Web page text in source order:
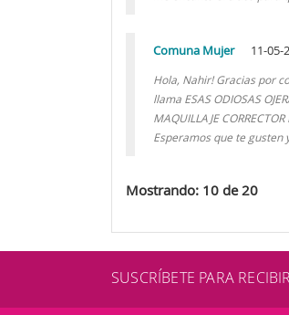
Comuna Mujer 11-05-
Hola, Nahir! Gracias por
llama ESAS ODIOSAS
MAQUILLAJE
Esperamos que te gusten
Mostrando: 10 de 20
SUSCRÍBETE PARA